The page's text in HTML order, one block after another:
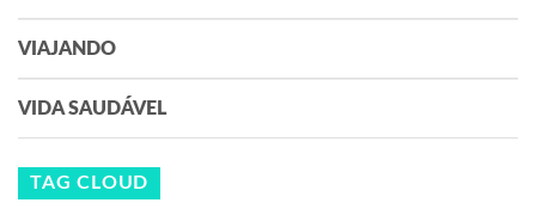
VIAJANDO
VIDA SAUDÁVEL
TAG CLOUD